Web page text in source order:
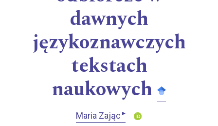
dawnych
językoznawczych
tekstach
naukowych
Maria Zając ▸